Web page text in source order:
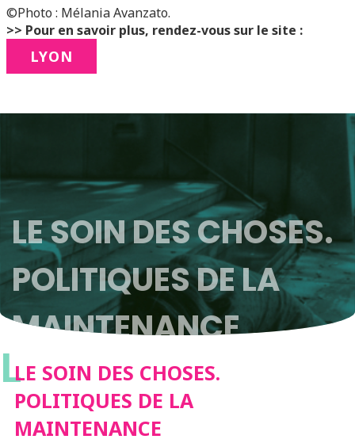
©Photo : Mélania Avanzato.
>> Pour en savoir plus, rendez-vous sur le site :
LYON
LE SOIN DES CHOSES.
POLITIQUES DE LA
MAINTENANCE
LLE SOIN DES CHOSES.
POLITIQUES DE LA
MAINTENANCE